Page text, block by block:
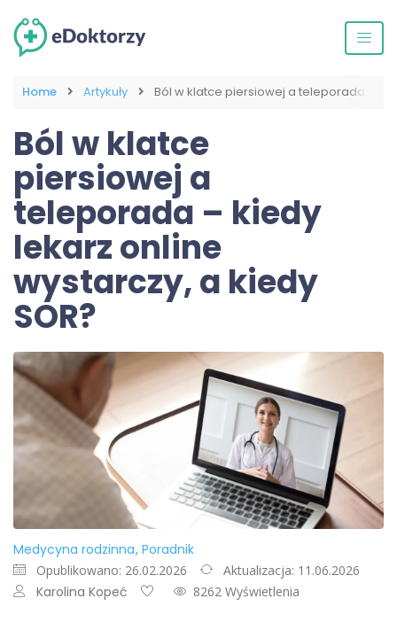
Home Artykuły Ból w klatce piersiowej a teleporada –
Ból w klatce
piersiowej a
teleporada – kiedy
lekarz online
wystarczy, a kiedy
SOR?
Medycyna rodzinna Poradnik
Opublikowano: 26.02.2026 Aktualizacja: 11.06.2026
Karolina Kopeć 8262 Wyświetlenia